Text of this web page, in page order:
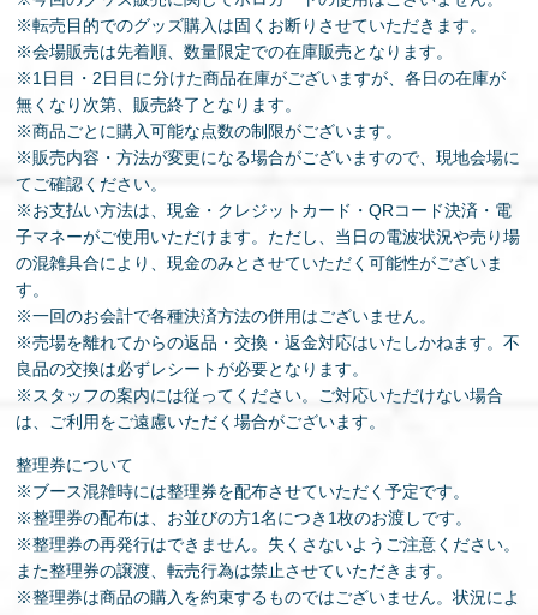
※転売目的でのグッズ購入は固くお断りさせていただきます。
※会場販売は先着順、数量限定での在庫販売となります。
※1日目・2日目に分けた商品在庫がございますが、各日の在庫が
無くなり次第、販売終了となります。
※商品ごとに購入可能な点数の制限がございます。
※販売内容・方法が変更になる場合がございますので、現地会場に
てご確認ください。
※お支払い方法は、現金・クレジットカード・QRコード決済・電
子マネーがご使用いただけます。ただし、当日の電波状況や売り場
の混雑具合により、現金のみとさせていただく可能性がございま
す。
※一回のお会計で各種決済方法の併用はございません。
※売場を離れてからの返品・交換・返金対応はいたしかねます。不
良品の交換は必ずレシートが必要となります。
※スタッフの案内には従ってください。ご対応いただけない場合
は、ご利用をご遠慮いただく場合がございます。
整理券について
※ブース混雑時には整理券を配布させていただく予定です。
※整理券の配布は、お並びの方1名につき1枚のお渡しです。
※整理券の再発行はできません。失くさないようご注意ください。
また整理券の譲渡、転売行為は禁止させていただきます。
※整理券は商品の購入を約束するものではございません。状況によ